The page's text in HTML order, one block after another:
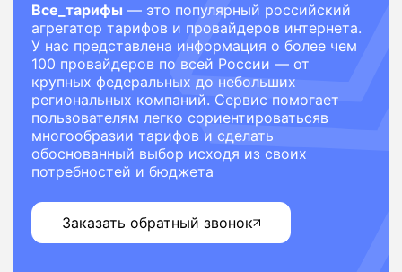
Все_тарифы — это популярный российский
агрегатор тарифов и провайдеров интернета.
У нас представлена информация о более чем
100 провайдеров по всей России — от
крупных федеральных до небольших
региональных компаний. Сервис помогает
пользователям легко сориентироватьсяв
многообразии тарифов и сделать
обоснованный выбор исходя из своих
потребностей и бюджета
Заказать обратный звонок